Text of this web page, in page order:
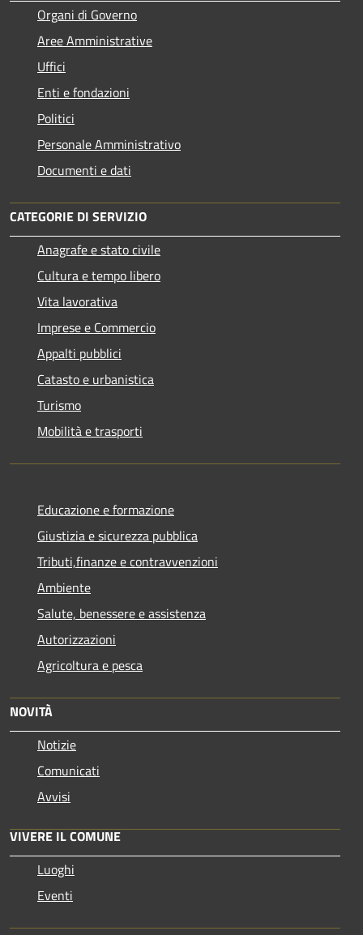
Organi di Governo
Aree Amministrative
Uffici
Enti e fondazioni
Politici
Personale Amministrativo
Documenti e dati
CATEGORIE DI SERVIZIO
Anagrafe e stato civile
Cultura e tempo libero
Vita lavorativa
Imprese e Commercio
Appalti pubblici
Catasto e urbanistica
Turismo
Mobilità e trasporti
Educazione e formazione
Giustizia e sicurezza pubblica
Tributi,finanze e contravvenzioni
Ambiente
Salute, benessere e assistenza
Autorizzazioni
Agricoltura e pesca
NOVITÀ
Notizie
Comunicati
Avvisi
VIVERE IL COMUNE
Luoghi
Eventi